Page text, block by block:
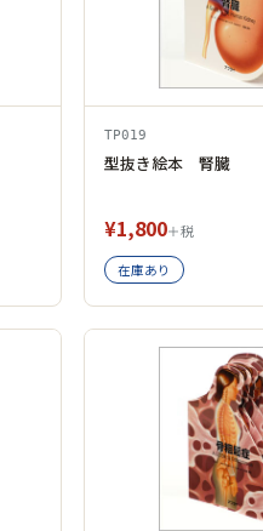
TP019
型抜き絵本 腎臓
¥1,800＋税
在庫あり